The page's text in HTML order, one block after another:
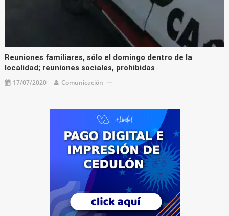
Reuniones familiares, sólo el domingo dentro de la
localidad; reuniones sociales, prohibidas
17/07/2020 Comunicación